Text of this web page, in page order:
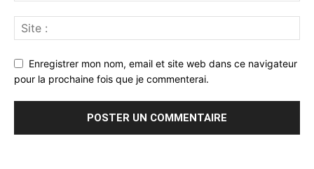
Enregistrer mon nom, email et site web dans ce navigateur
pour la prochaine fois que je commenterai.